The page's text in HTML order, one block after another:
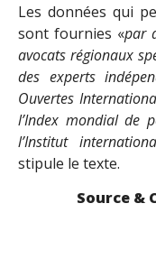
Les données qui
sont fournies «par
avocats régionaux
des experts
Ouvertes
l’Index mondial de
l’Institut
stipule le texte.
Source &